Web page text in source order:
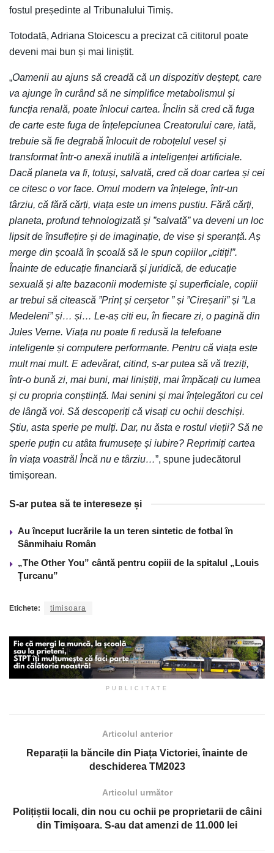
fostul președinte al Tribunalului Timiș.
Totodată, Adriana Stoicescu a precizat că cititorul poate
deveni mai bun și mai liniștit.
„Oamenii au ajuns să creadă că un dispozitiv deștept, care
va ajunge în curând să ne simplifice metabolismul și
funcția renală, poate înlocui cartea. Înclin să cred că fuga
de carte este fuga de înțelepciunea Creatorului care, iată,
trebuie să fie degrabă înlocuit de roboțelul vesel și
transformat într-o anexă inutilă a inteligenței artificiale.
Dacă planeta va fi, totuși, salvată, cred că doar cartea și cei
ce citesc o vor face. Omul modern va înțelege, într-un
târziu, că fără cărți, viața este un imens pustiu. Fără cărți,
planeta, profund tehnologizată și ”salvată” va deveni un loc
lipsit de însuflețire și de imaginație, de vise și speranță. Aș
merge din școală în școală să le spun copiilor „citiți!”.
Înainte de educație financiară și juridică, de educație
sexuală și alte bazaconii moderniste și superficiale, copiii
ar trebui să citească ”Prinț și cerșetor ” și ”Cireșarii” și ”La
Medeleni” și… și… Le-aș citi eu, în fiecare zi, o pagină din
Jules Verne. Viața nu poate fi redusă la telefoane
inteligente și computere performante. Pentru că viața este
mult mai mult. E adevărat, citind, s-ar putea să vă treziți,
într-o bună zi, mai buni, mai liniștiți, mai împăcați cu lumea
și cu propria conștiință. Mai senini și mai înțelegători cu cel
de lângă voi. Să descoperiți că visați cu ochii deschiși.
Știu, asta sperie pe mulți. Dar, nu ăsta e rostul vieții? Să ne
sperie puțin cu atâta frumusețe și iubire? Reprimiți cartea
în viața voastră! Încă nu e târziu…”, spune judecătorul
timișorean.
S-ar putea să te intereseze și
Au început lucrările la un teren sintetic de fotbal în
Sânmihaiu Român
„The Other You” cântă pentru copiii de la spitalul „Louis
Țurcanu”
Etichete: timisoara
PUBLICITATE
Articolul anterior
Reparații la băncile din Piața Victoriei, înainte de
deschiderea TM2023
Articolul următor
Polițiștii locali, din nou cu ochii pe proprietarii de câini
din Timișoara. S-au dat amenzi de 11.000 lei